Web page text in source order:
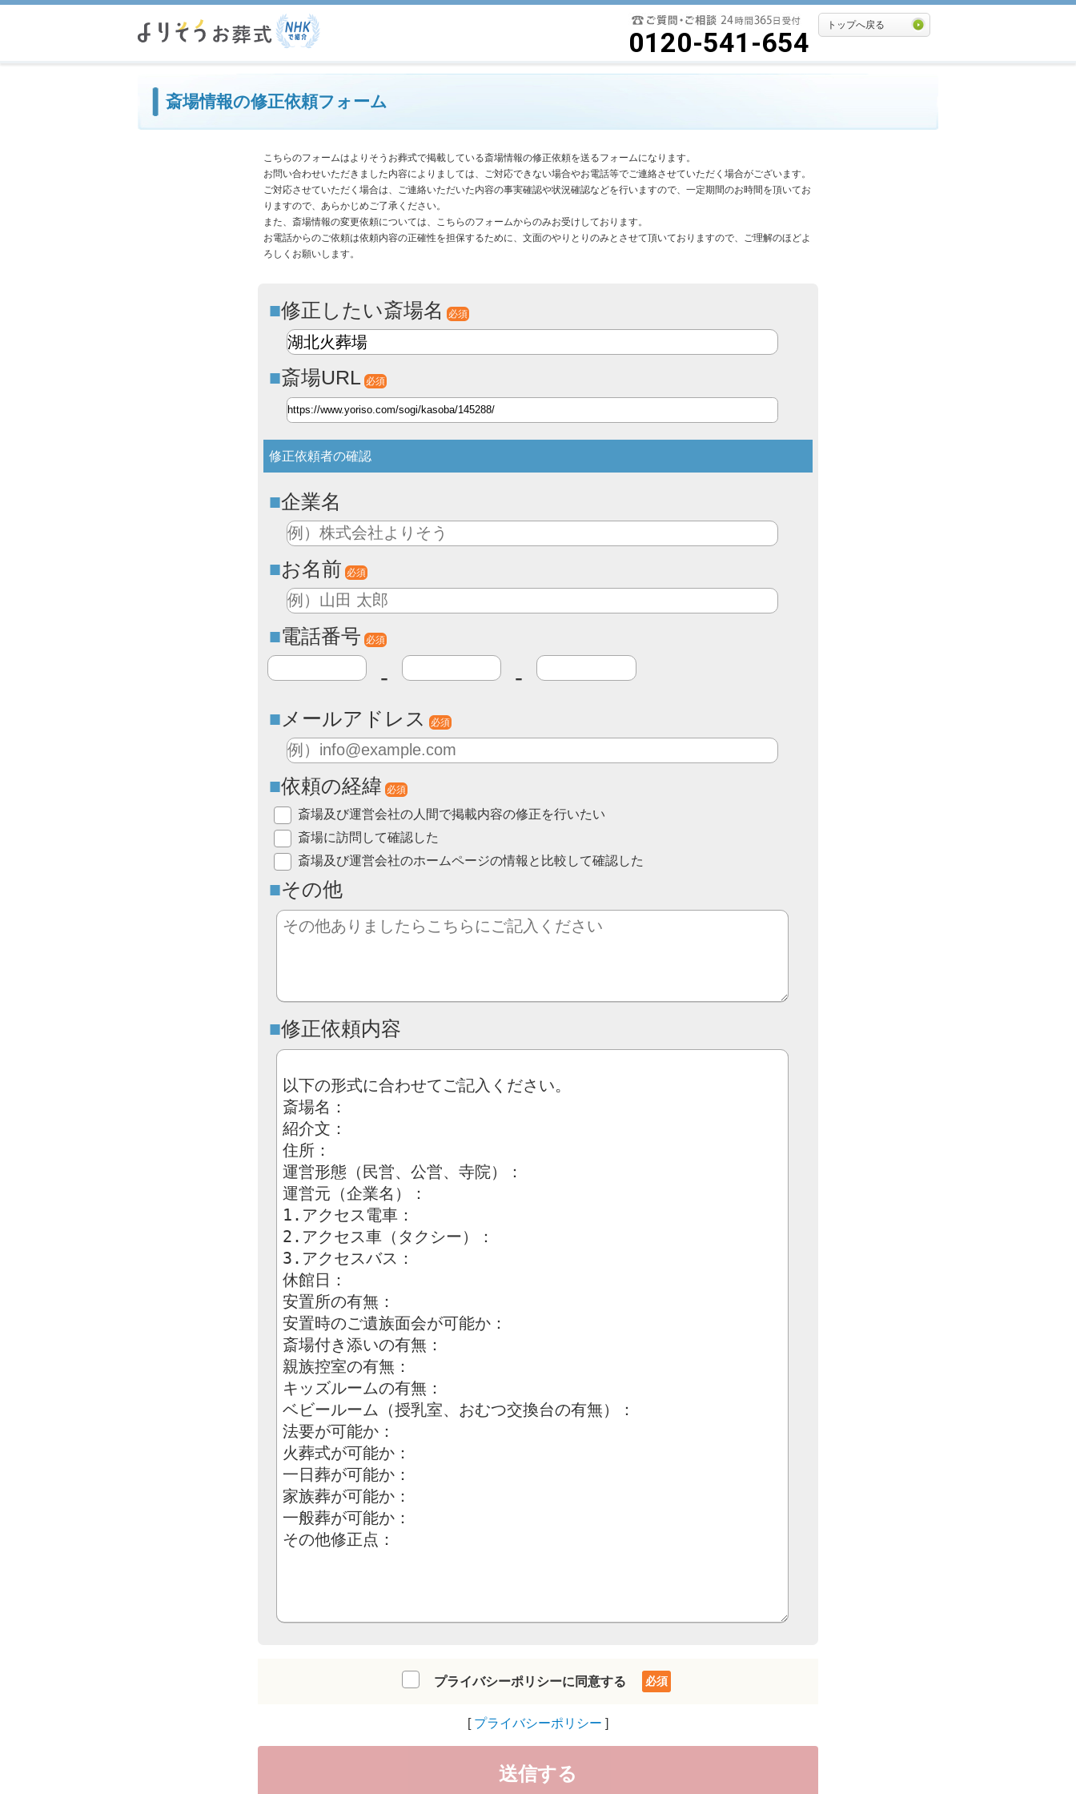
必要最低限に絞ったよりそうお葬式0120-541-654
トップへ戻る
斎場情報の修正依頼フォーム
こちらのフォームはよりそうお葬式で掲載している斎場情報の修正依頼を送るフォームになります。
お問い合わせいただきました内容によりましては、ご対応できない場合やお電話等でご連絡させていただく場合がございます。
ご対応させていただく場合は、ご連絡いただいた内容の事実確認や状況確認などを行いますので、一定期間のお時間を頂いてお
りますので、あらかじめご了承ください。
また、斎場情報の変更依頼については、こちらのフォームからのみお受けしております。
お電話からのご依頼は依頼内容の正確性を担保するために、文面のやりとりのみとさせて頂いておりますので、ご理解のほどよ
ろしくお願いします。
修正したい斎場名 必須
斎場URL 必須
修正依頼者の確認
企業名
お名前 必須
電話番号 必須
- -
メールアドレス 必須
依頼の経緯 必須
斎場及び運営会社の人間で掲載内容の修正を行いたい
斎場に訪問して確認した
斎場及び運営会社のホームページの情報と比較して確認した
その他
修正依頼内容
プライバシーポリシーに同意する
プライバシーポリシー
送信する